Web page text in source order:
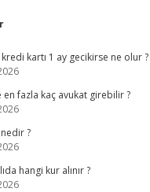
kartı 1 ay gecikirse ne olur ?
en fazla kaç avukat girebilir ?
?
hangi kur alınır ?